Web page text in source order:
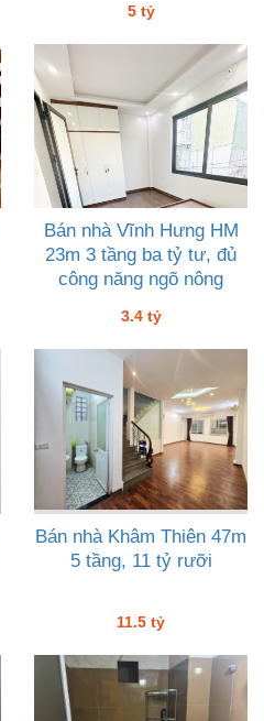
5 tỷ
Bán nhà Vĩnh Hưng HM
23m 3 tầng ba tỷ tư, đủ
công năng ngõ nông
3.4 tỷ
Bán nhà Khâm Thiên 47m
5 tầng, 11 tỷ rưỡi
11.5 tỷ